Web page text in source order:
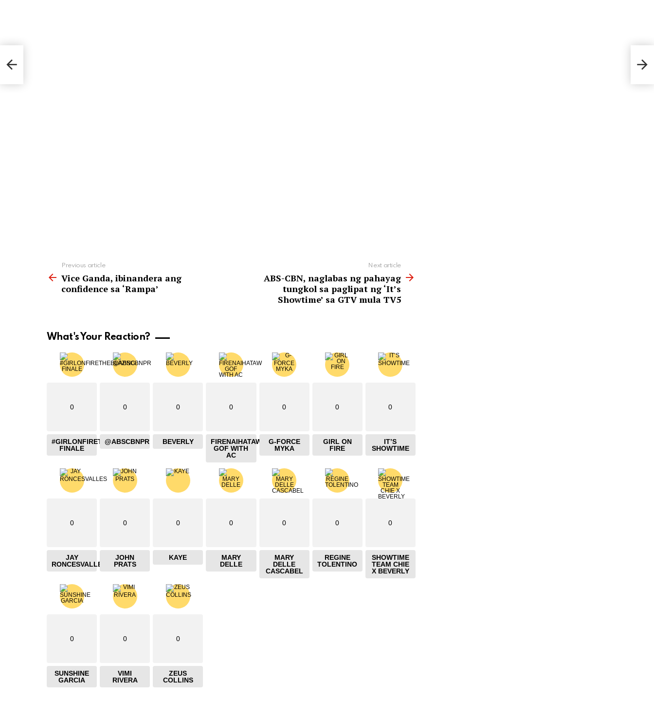
more
Previous article
Vice Ganda, ibinandera ang
confidence sa ‘Rampa’
Next article
ABS-CBN, naglabas ng pahayag
tungkol sa paglipat ng ‘It’s
Showtime’ sa GTV mula TV5
What's Your Reaction?
0
#GIRLONFIRETHEBLAZING
FINALE
0
@ABSCBNPR
0
BEVERLY
0
FIRENAIHATAW
GOF WITH
AC
0
G-FORCE
MYKA
0
GIRL ON
FIRE
0
IT’S
SHOWTIME
0
JAY
RONCESVALLES
0
JOHN
PRATS
0
KAYE
0
MARY
DELLE
0
MARY
DELLE
CASCABEL
0
REGINE
TOLENTINO
0
SHOWTIME
TEAM CHIE
X BEVERLY
0
SUNSHINE
GARCIA
0
VIMI
RIVERA
0
ZEUS
COLLINS